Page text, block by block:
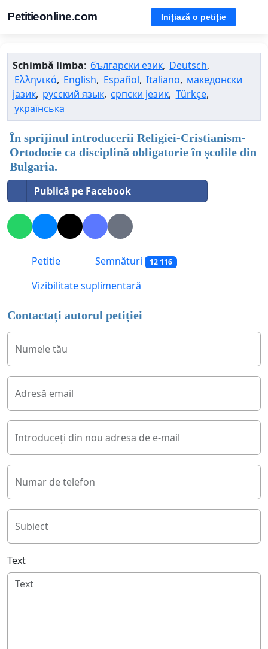
Petitieonline.com Inițiază o petiție
Schimbă limba: български език, Deutsch,
Ελληνικά, English, Español, Italiano, македонски
јазик, русский язык, српски језик, Türkçe,
українська
În sprijinul introducerii Religiei-Cristianism-
Ortodocie ca disciplină obligatorie în școlile din
Bulgaria.
Publică pe Facebook
Petitie Semnături 12 116
Vizibilitate suplimentară
Contactați autorul petiției
Numele tău
Adresă email
Introduceți din nou adresa de e-mail
Numar de telefon
Subiect
Text